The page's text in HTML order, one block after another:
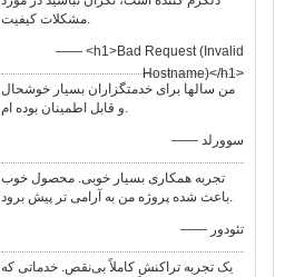
مشکلات کیفیت.
—— <h1>Bad Request (Invalid
Hostname)</h1>
من سالها برای خدمتگزاران بسیار خوشحال
و قابل اطمینان بوده ام.
—— سوورلد
تجربه همکاری بسیار خوبی. محصول خوب
باعث شده پروژه من به آرامی تر پیش برود.
—— تئودور
یک تجربه تراکنش کاملاً بی‌نقص. خدماتی که